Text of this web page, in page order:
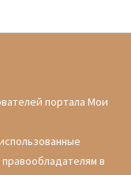
портала Мои
в